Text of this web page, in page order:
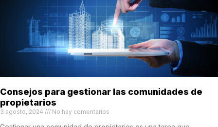
Consejos para gestionar las comunidades de
propietarios
3 agosto, 2024 No hay comentarios